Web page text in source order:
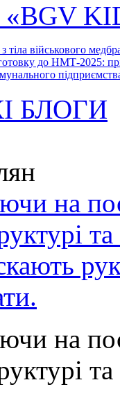
«BGV
військового
до НМТ-2025:
БЛОГИ
на
на